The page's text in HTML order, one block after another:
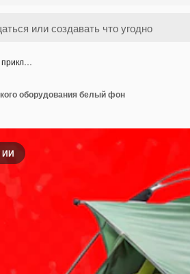
прикл…
ИИ
оборудования белый фон